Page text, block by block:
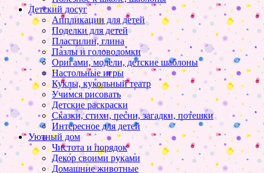
Детский досуг
Аппликации для детей
Поделки для детей
Пластилин, глина
Пазлы и головоломки
Оригами, модели, детские шаблоны
Настольные игры
Куклы, кукольный театр
Учимся рисовать
Детские раскраски
Сказки, стихи, песни, загадки, потешки
Интересное для детей
Уютный дом
Чистота и порядок
Декор своими руками
Домашние животные